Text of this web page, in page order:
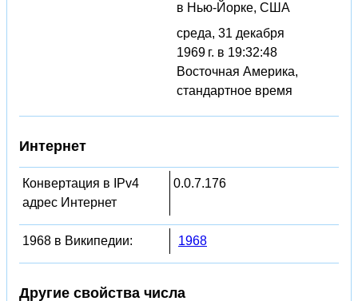
в Нью-Йорке, США
среда, 31 декабря
1969 г. в 19:32:48
Восточная Америка,
стандартное время
Интернет
Конвертация в IPv4
адрес Интернет
0.0.7.176
1968 в Википедии: 1968
Другие свойства числа